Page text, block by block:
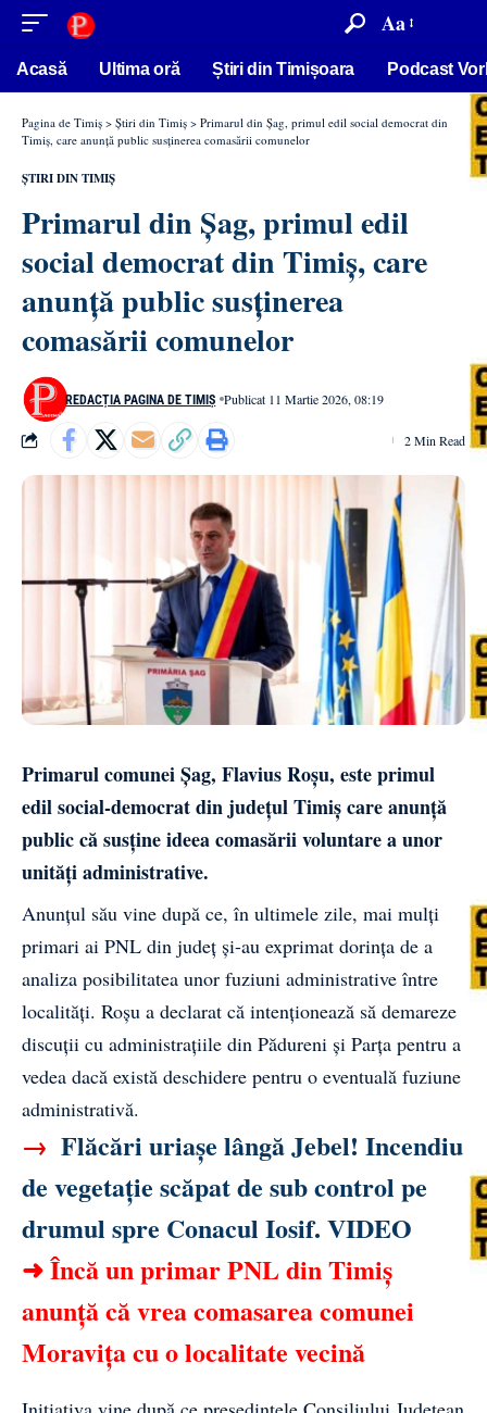
conținut Aa
Acasă Ultima oră Știri din Timișoara Podcast
Pagina de Timiș > Știri din Timiș > Primarul din Șag, primul edil social democrat din
Timiș, care anunță public susținerea comasării comunelor
ȘTIRI DIN TIMIȘ
Primarul din Șag, primul edil
social democrat din Timiș, care
anunță public susținerea
comasării comunelor
REDACȚIA PAGINA DE TIMIȘ Publicat 11 Martie 2026, 08:19
2 Min Read
Primarul comunei Șag, Flavius Roșu, este primul
edil social-democrat din județul Timiș care anunță
public că susține ideea comasării voluntare a unor
unități administrative.
Anunțul său vine după ce, în ultimele zile, mai mulți
primari ai PNL din județ și-au exprimat dorința de a
analiza posibilitatea unor fuziuni administrative între
localități. Roșu a declarat că intenționează să demareze
discuții cu administrațiile din Pădureni și Parța pentru a
vedea dacă există deschidere pentru o eventuală fuziune
administrativă.
→ Flăcări uriașe lângă Jebel! Incendiu
de vegetație scăpat de sub control pe
drumul spre Conacul Iosif. VIDEO
➜Încă un primar PNL din Timiș
anunță că vrea comasarea comunei
Moravița cu o localitate vecină